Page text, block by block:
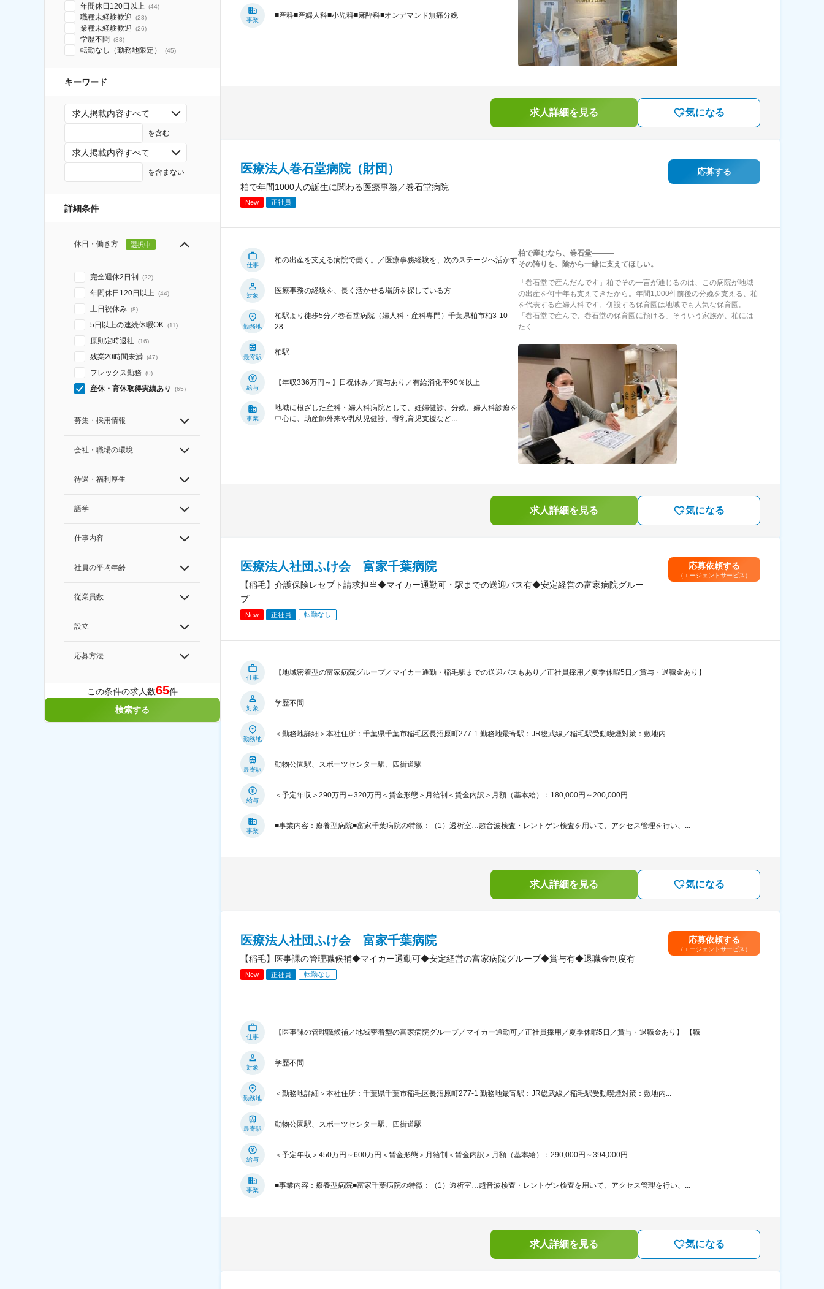
年間休日120日以上 (44)
職種未経験歓迎 (28)
業種未経験歓迎 (26)
学歴不問 (38)
転勤なし（勤務地限定） (45)
キーワード
求人掲載内容すべて
を含む
求人掲載内容すべて
を含まない
詳細条件
休日・働き方 選択中
完全週休2日制 (22)
年間休日120日以上 (44)
土日祝休み (8)
5日以上の連続休暇OK (11)
原則定時退社 (16)
残業20時間未満 (47)
フレックス勤務 (0)
産休・育休取得実績あり (65)
募集・採用情報
会社・職場の環境
待遇・福利厚生
語学
仕事内容
社員の平均年齢
従業員数
設立
応募方法
この条件の求人数65件
検索する
事業
■産科■産婦人科■小児科■麻酔科■オンデマンド無痛分娩
求人詳細を見る 気になる
医療法人巻石堂病院（財団）
柏で年間1000人の誕生に関わる医療事務／巻石堂病院
New 正社員
応募する
仕事
柏の出産を支える病院で働く。／医療事務経験を、次のステージへ活かす
対象
医療事務の経験を、長く活かせる場所を探している方
勤務地
柏駅より徒歩5分／巻石堂病院（婦人科・産科専門）千葉県柏市柏3-10-
28
最寄駅
柏駅
給与
【年収336万円～】日祝休み／賞与あり／有給消化率90％以上
事業
地域に根ざした産科・婦人科病院として、妊婦健診、分娩、婦人科診療を
中心に、助産師外来や乳幼児健診、母乳育児支援など...
柏で産むなら、巻石堂―――
その誇りを、陰から一緒に支えてほしい。
「巻石堂で産んだんです」柏でその一言が通じるのは、この病院が地域
の出産を何十年も支えてきたから。年間1,000件前後の分娩を支える、柏
を代表する産婦人科です。併設する保育園は地域でも人気な保育園。
「巻石堂で産んで、巻石堂の保育園に預ける」そういう家族が、柏には
たく...
求人詳細を見る 気になる
医療法人社団ふけ会 富家千葉病院
【稲毛】介護保険レセプト請求担当◆マイカー通勤可・駅までの送迎バス有◆安定経営の富家病院グルー
プ
New 正社員 転勤なし
応募依頼する
（エージェントサービス）
仕事
【地域密着型の富家病院グループ／マイカー通勤・稲毛駅までの送迎バスもあり／正社員採用／夏季休暇5日／賞与・退職金あり】
対象
学歴不問
勤務地
＜勤務地詳細＞本社住所：千葉県千葉市稲毛区長沼原町277-1 勤務地最寄駅：JR総武線／稲毛駅受動喫煙対策：敷地内...
最寄駅
動物公園駅、スポーツセンター駅、四街道駅
給与
＜予定年収＞290万円～320万円＜賃金形態＞月給制＜賃金内訳＞月額（基本給）：180,000円～200,000円...
事業
■事業内容：療養型病院■富家千葉病院の特徴：（1）透析室…超音波検査・レントゲン検査を用いて、アクセス管理を行い、...
求人詳細を見る 気になる
医療法人社団ふけ会 富家千葉病院
【稲毛】医事課の管理職候補◆マイカー通勤可◆安定経営の富家病院グループ◆賞与有◆退職金制度有
New 正社員 転勤なし
応募依頼する
（エージェントサービス）
仕事
【医事課の管理職候補／地域密着型の富家病院グループ／マイカー通勤可／正社員採用／夏季休暇5日／賞与・退職金あり】 【職
対象
学歴不問
勤務地
＜勤務地詳細＞本社住所：千葉県千葉市稲毛区長沼原町277-1 勤務地最寄駅：JR総武線／稲毛駅受動喫煙対策：敷地内...
最寄駅
動物公園駅、スポーツセンター駅、四街道駅
給与
＜予定年収＞450万円～600万円＜賃金形態＞月給制＜賃金内訳＞月額（基本給）：290,000円～394,000円...
事業
■事業内容：療養型病院■富家千葉病院の特徴：（1）透析室…超音波検査・レントゲン検査を用いて、アクセス管理を行い、...
求人詳細を見る 気になる